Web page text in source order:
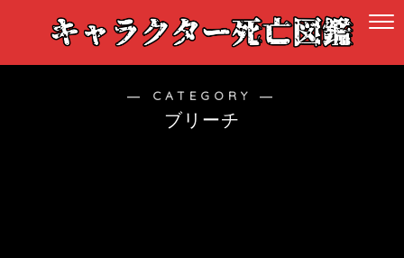
― CATEGORY ―
ブリーチ